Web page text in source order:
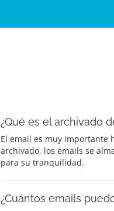
¿Qué es el archivado
El email es muy importante
archivado, los emails se
para su tranquilidad.
¿Cuántos emails